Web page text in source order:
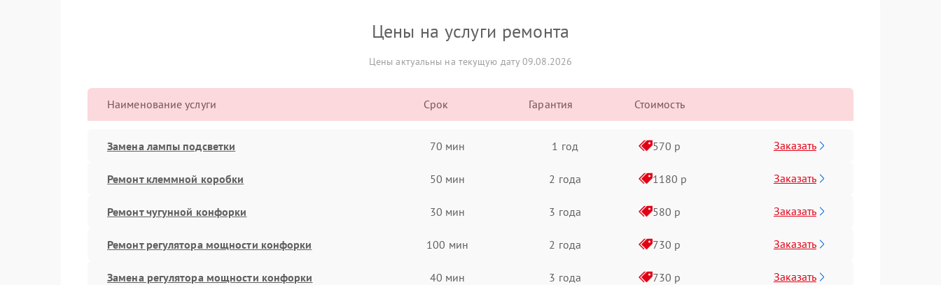
Цены на услуги ремонта
Цены актуальны на текущую дату 09.08.2026
Наименование услуги Срок Гарантия Стоимость
Замена лампы подсветки 70 мин 1 год 570 р Заказать
Ремонт клеммной коробки 50 мин 2 года 1180 р Заказать
Ремонт чугунной конфорки 30 мин 3 года 580 р Заказать
Ремонт регулятора мощности конфорки 100 мин 2 года 730 р Заказать
Замена регулятора мощности конфорки 40 мин 3 года 730 р Заказать